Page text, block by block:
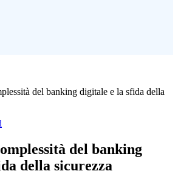
del banking digitale e la sfida della
del banking
della sicurezza